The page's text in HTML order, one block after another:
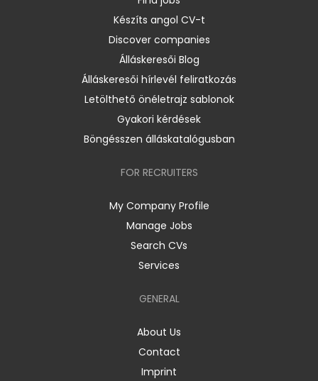
Készíts angol CV-t
Discover companies
Álláskeresői Blog
Álláskeresői hírlevél feliratkozás
Letölthető önéletrajz sablonok
Gyakori kérdések
Böngésszen álláskatalógusban
FOR RECRUITERS
My Company Profile
Manage Jobs
Search CVs
Services
GENERAL
About Us
Contact
Imprint